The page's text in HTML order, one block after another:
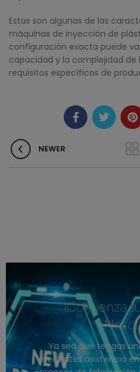
Estas son algunas de las
máquinas de inyección de
configuración exacta puede
capacidad y la complejidad de
requisitos específicos de
NEWER
¡Comienza
Ya sea que tengas
necesites asistencia